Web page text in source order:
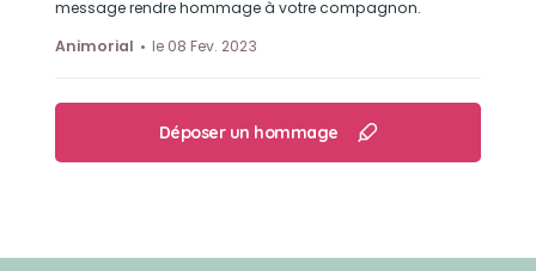
message rendre hommage à votre compagnon.
Animorial
le 08 Fev. 2023
Déposer un hommage